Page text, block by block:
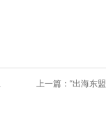
上一篇： “出海东